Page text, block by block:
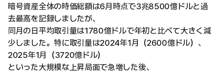
暗号資産全体の時価総額は6月時点で3兆8500億ドルと過
去最高を記録しましたが、
同月の日平均取引量は1780億ドルで年初と比べて大きく減
少しました。特に取引量は2024年1月（2600億ドル）、
2025年1月（3720億ドル）
といった大規模な上昇局面で急増した後、